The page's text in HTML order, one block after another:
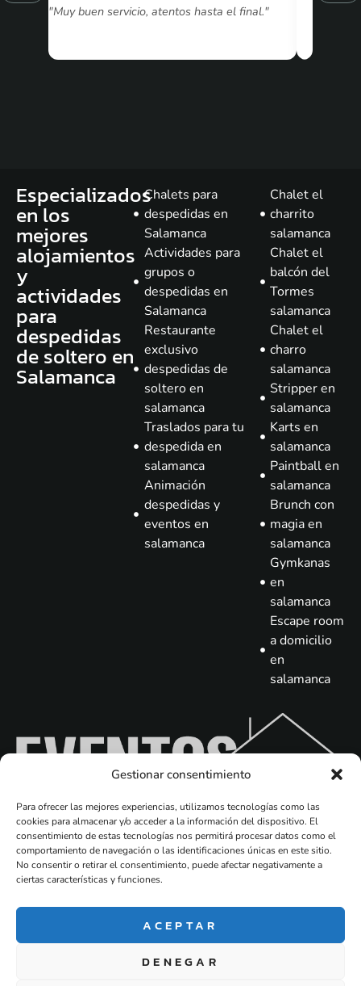
Gestionar consentimiento
Para ofrecer las mejores experiencias, utilizamos tecnologías como las
cookies para almacenar y/o acceder a la información del dispositivo. El
consentimiento de estas tecnologías nos permitirá procesar datos como el
comportamiento de navegación o las identificaciones únicas en este sitio.
No consentir o retirar el consentimiento, puede afectar negativamente a
ciertas características y funciones.
ACEPTAR
DENEGAR
"Muy buen servicio, atentos hasta el final."
Especializados
en los
mejores
alojamientos
y
actividades
para
despedidas
de soltero en
Salamanca
Chalets para
despedidas en
Salamanca
Actividades para
grupos o
despedidas en
Salamanca
Restaurante
exclusivo
despedidas de
soltero en
salamanca
Traslados para tu
despedida en
salamanca
Animación
despedidas y
eventos en
salamanca
Chalet el
charrito
salamanca
Chalet el
balcón del
Tormes
salamanca
Chalet el
charro
salamanca
Stripper en
salamanca
Karts en
salamanca
Paintball en
salamanca
Brunch con
magia en
salamanca
Gymkanas
en
salamanca
Escape room
a domicilio
en
salamanca
Blog